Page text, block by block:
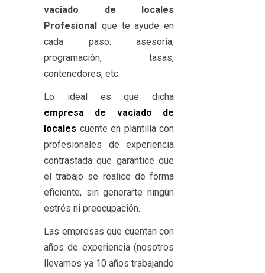
vaciado de locales
Profesional que te ayude en
cada paso: asesoría,
programación, tasas,
contenedores, etc.
Lo ideal es que dicha
empresa de vaciado de
locales cuente en plantilla con
profesionales de experiencia
contrastada que garantice que
el trabajo se realice de forma
eficiente, sin generarte ningún
estrés ni preocupación.
Las empresas que cuentan con
años de experiencia (nosotros
llevamos ya 10 años trabajando